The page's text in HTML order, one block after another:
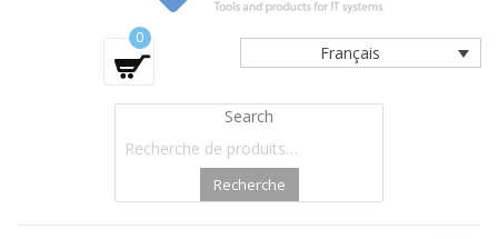
Tools and products for office systems
Français
0
Search
Recherche